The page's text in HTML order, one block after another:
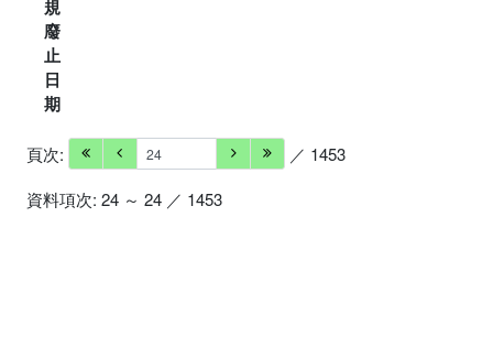
規
廢
止
日
期
頁次:
／ 1453
資料項次: 24 ～ 24 ／ 1453